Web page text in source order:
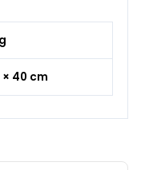
× 40 cm